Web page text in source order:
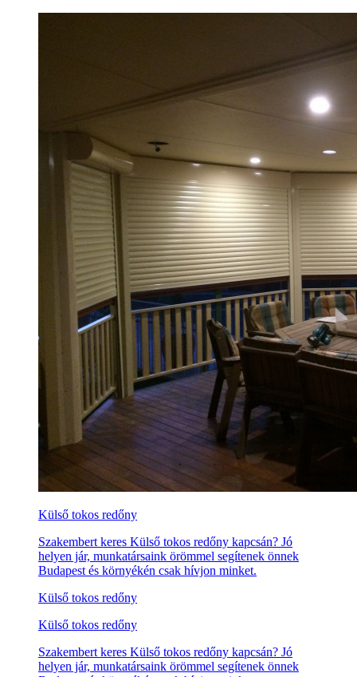
Külső tokos redőny
Szakembert keres Külső tokos redőny kapcsán? Jó
helyen jár, munkatársaink örömmel segítenek önnek
Budapest és környékén csak hívjon minket.
Külső tokos redőny
Külső tokos redőny
Szakembert keres Külső tokos redőny kapcsán? Jó
helyen jár, munkatársaink örömmel segítenek önnek